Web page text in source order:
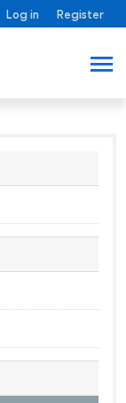
Log in Register